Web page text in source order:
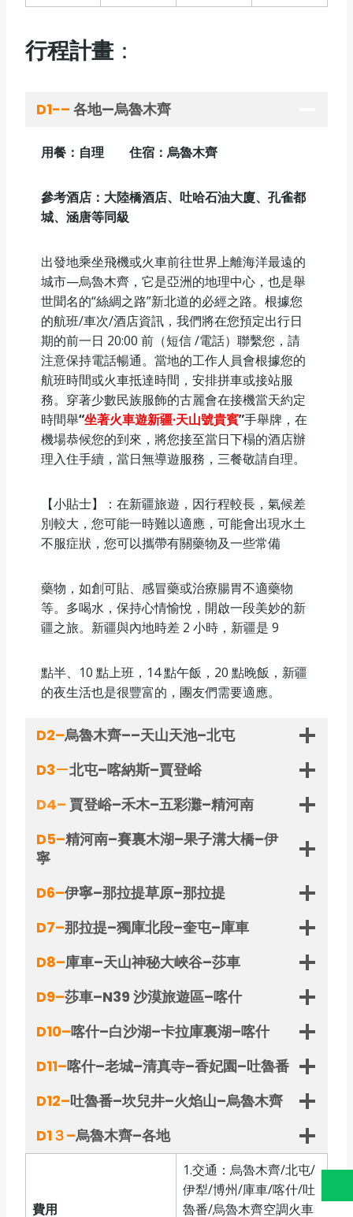
行程計畫 ：
D1-– 各地—烏魯木齊
用餐：自理 住宿：烏魯木齊
參考酒店：大陸橋酒店、吐哈石油大廈、孔雀都
城、涵唐等同級
出發地乘坐飛機或火車前往世界上離海洋最遠的
城市—烏魯木齊，它是亞洲的地理中心，也是舉
世聞名的“絲綢之路”新北道的必經之路。根據您
的航班/車次/酒店資訊，我們將在您預定出行日
期的前一日 20:00 前（短信 /電話）聯繫您，請
注意保持電話暢通。當地的工作人員會根據您的
航班時間或火車抵達時間，安排拼車或接站服
務。穿著少數民族服飾的古麗會在接機當天約定
時間舉“坐著火車遊新疆·天山號貴賓”手舉牌，在
機場恭候您的到來，將您接至當日下榻的酒店辦
理入住手續，當日無導遊服務，三餐敬請自理。
【小貼士】：在新疆旅遊，因行程較長，氣候差
別較大，您可能一時難以適應，可能會出現水土
不服症狀，您可以攜帶有關藥物及一些常備
藥物，如創可貼、感冒藥或治療腸胃不適藥物
等。多喝水，保持心情愉悅，開啟一段美妙的新
疆之旅。新疆與內地時差 2 小時，新疆是 9
點半、10 點上班，14 點午飯，20 點晚飯，新疆
的夜生活也是很豐富的，團友們需要適應。
D2–烏魯木齊––天山天池–北屯
D3—北屯–喀納斯–賈登峪
D4– 賈登峪–禾木–五彩灘–精河南
D5–精河南–賽裏木湖–果子溝大橋–伊
寧
D6–伊寧–那拉提草原–那拉提
D7–那拉提–獨庫北段–奎屯–庫車
D8–庫車–天山神秘大峽谷–莎車
D9–莎車–N39 沙漠旅遊區–喀什
D10–喀什–白沙湖–卡拉庫裏湖–喀什
D11–喀什–老城–清真寺–香妃園–吐魯番
D12–吐魯番–坎兒井–火焰山–烏魯木齊
D1３–烏魯木齊–各地
費用
1.交通：烏魯木齊/北屯/
伊犁/博州/庫車/喀什/吐
魯番/烏魯木齊空調火車